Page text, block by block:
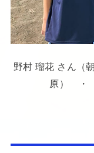
野村 瑠花 さん
原） ・